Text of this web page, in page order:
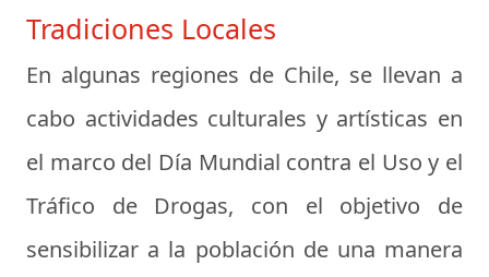
Tradiciones Locales
En algunas regiones de Chile, se llevan a
cabo actividades culturales y artísticas en
el marco del Día Mundial contra el Uso y el
Tráfico de Drogas, con el objetivo de
sensibilizar a la población de una manera